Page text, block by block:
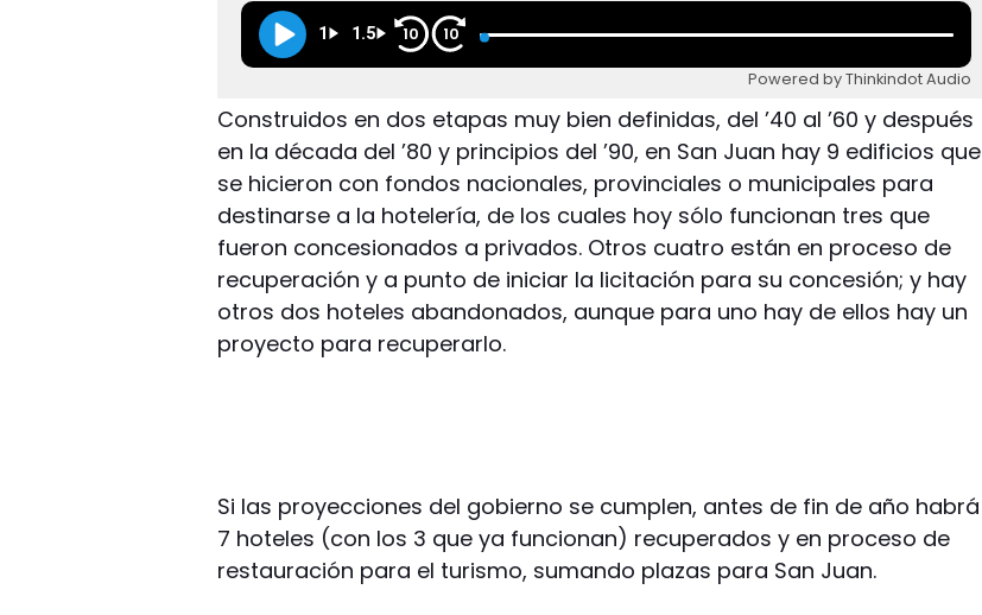
1 1.5 10 10
Powered by Thinkindot Audio
Construidos en dos etapas muy bien definidas, del ’40 al ’60 y después
en la década del ’80 y principios del ’90, en San Juan hay 9 edificios que
se hicieron con fondos nacionales, provinciales o municipales para
destinarse a la hotelería, de los cuales hoy sólo funcionan tres que
fueron concesionados a privados. Otros cuatro están en proceso de
recuperación y a punto de iniciar la licitación para su concesión; y hay
otros dos hoteles abandonados, aunque para uno hay de ellos hay un
proyecto para recuperarlo.
Si las proyecciones del gobierno se cumplen, antes de fin de año habrá
7 hoteles (con los 3 que ya funcionan) recuperados y en proceso de
restauración para el turismo, sumando plazas para San Juan.